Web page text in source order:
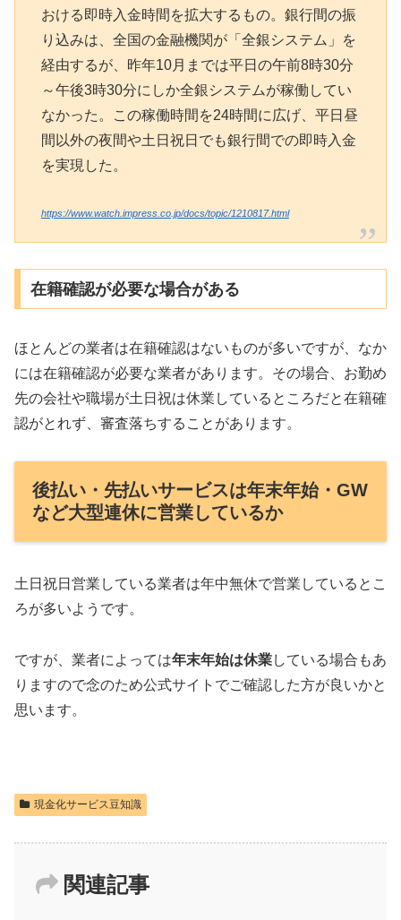
おける即時入金時間を拡大するもの。銀行間の振
り込みは、全国の金融機関が「全銀システム」を
経由するが、昨年10月までは平日の午前8時30分
～午後3時30分にしか全銀システムが稼働してい
なかった。この稼働時間を24時間に広げ、平日昼
間以外の夜間や土日祝日でも銀行間での即時入金
を実現した。
https://www.watch.impress.co.jp/docs/topic/1210817.html
在籍確認が必要な場合がある
ほとんどの業者は在籍確認はないものが多いですが、なか
には在籍確認が必要な業者があります。その場合、お勤め
先の会社や職場が土日祝は休業しているところだと在籍確
認がとれず、審査落ちすることがあります。
後払い・先払いサービスは年末年始・GW
など大型連休に営業しているか
土日祝日営業している業者は年中無休で営業しているとこ
ろが多いようです。
ですが、業者によっては年末年始は休業している場合もあ
りますので念のため公式サイトでご確認した方が良いかと
思います。
現金化サービス豆知識
関連記事